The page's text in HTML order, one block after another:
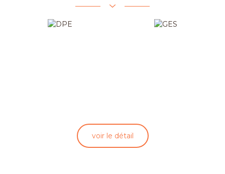
École primaire
Pratique
Mairie
voir le détail